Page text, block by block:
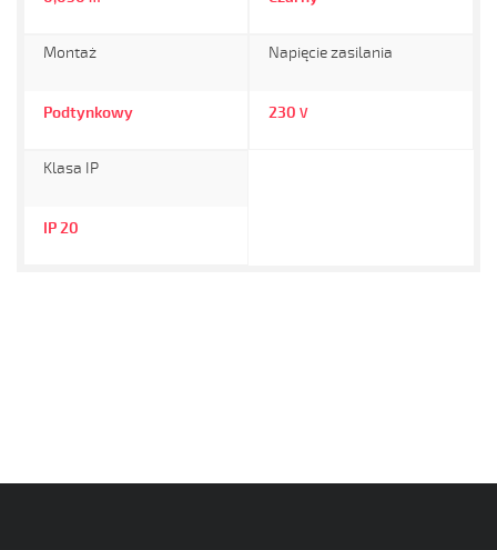
Montaż
Podtynkowy
Napięcie zasilania
230 V
Klasa IP
IP 20